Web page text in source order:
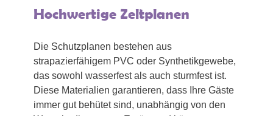
Hochwertige Zeltplanen
Die Schutzplanen bestehen aus
strapazierfähigem PVC oder Synthetikgewebe,
das sowohl wasserfest als auch sturmfest ist.
Diese Materialien garantieren, dass Ihre Gäste
immer gut behütet sind, unabhängig von den